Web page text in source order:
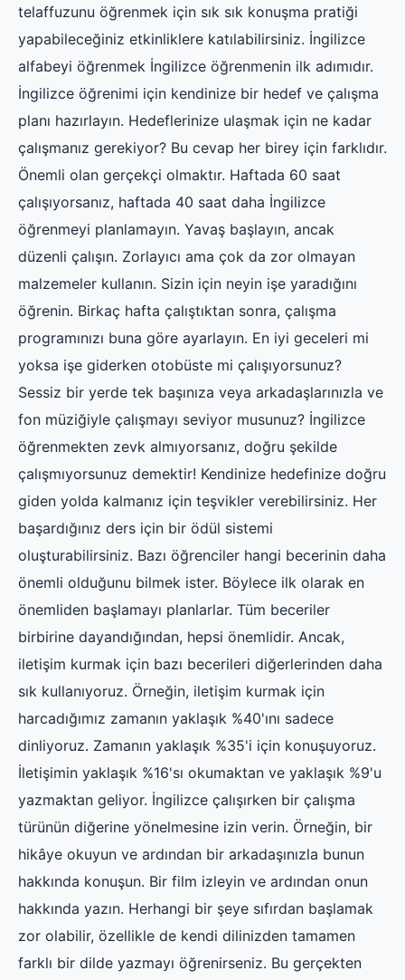
telaffuzunu öğrenmek için sık sık konuşma pratiği
yapabileceğiniz etkinliklere katılabilirsiniz. İngilizce
alfabeyi öğrenmek İngilizce öğrenmenin ilk adımıdır.
İngilizce öğrenimi için kendinize bir hedef ve çalışma
planı hazırlayın. Hedeflerinize ulaşmak için ne kadar
çalışmanız gerekiyor? Bu cevap her birey için farklıdır.
Önemli olan gerçekçi olmaktır. Haftada 60 saat
çalışıyorsanız, haftada 40 saat daha İngilizce
öğrenmeyi planlamayın. Yavaş başlayın, ancak
düzenli çalışın. Zorlayıcı ama çok da zor olmayan
malzemeler kullanın. Sizin için neyin işe yaradığını
öğrenin. Birkaç hafta çalıştıktan sonra, çalışma
programınızı buna göre ayarlayın. En iyi geceleri mi
yoksa işe giderken otobüste mi çalışıyorsunuz?
Sessiz bir yerde tek başınıza veya arkadaşlarınızla ve
fon müziğiyle çalışmayı seviyor musunuz? İngilizce
öğrenmekten zevk almıyorsanız, doğru şekilde
çalışmıyorsunuz demektir! Kendinize hedefinize doğru
giden yolda kalmanız için teşvikler verebilirsiniz. Her
başardığınız ders için bir ödül sistemi
oluşturabilirsiniz. Bazı öğrenciler hangi becerinin daha
önemli olduğunu bilmek ister. Böylece ilk olarak en
önemliden başlamayı planlarlar. Tüm beceriler
birbirine dayandığından, hepsi önemlidir. Ancak,
iletişim kurmak için bazı becerileri diğerlerinden daha
sık kullanıyoruz. Örneğin, iletişim kurmak için
harcadığımız zamanın yaklaşık %40'ını sadece
dinliyoruz. Zamanın yaklaşık %35'i için konuşuyoruz.
İletişimin yaklaşık %16'sı okumaktan ve yaklaşık %9'u
yazmaktan geliyor. İngilizce çalışırken bir çalışma
türünün diğerine yönelmesine izin verin. Örneğin, bir
hikâye okuyun ve ardından bir arkadaşınızla bunun
hakkında konuşun. Bir film izleyin ve ardından onun
hakkında yazın. Herhangi bir şeye sıfırdan başlamak
zor olabilir, özellikle de kendi dilinizden tamamen
farklı bir dilde yazmayı öğrenirseniz. Bu gerçekten